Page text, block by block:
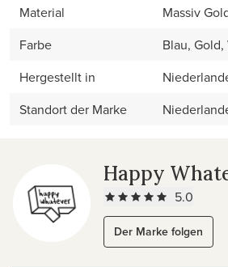
Material
Massiv
Farbe
Blau, Gold,
Hergestellt in
Standort der Marke
Happy
5.0
Der Marke folgen